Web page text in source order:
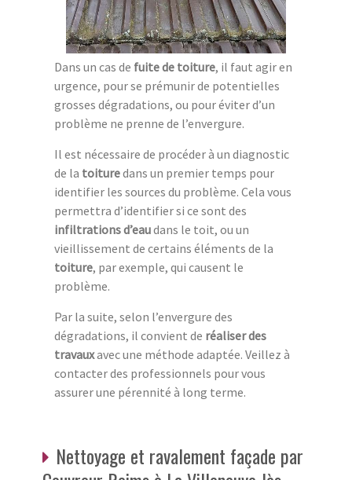
Dans un cas de fuite de toiture, il faut agir en
urgence, pour se prémunir de potentielles
grosses dégradations, ou pour éviter d’un
problème ne prenne de l’envergure.
Il est nécessaire de procéder à un diagnostic
de la toituredans un premier temps pour
identifier les sources du problème. Cela vous
permettra d’identifier si ce sont des
infiltrations d’eaudans le toit, ou un
vieillissement de certains éléments de la
toiture, par exemple, qui causent le
problème.
Par la suite, selon l’envergure des
dégradations, il convient de réaliser des
travauxavec une méthode adaptée. Veillez à
contacter des professionnels pour vous
assurer une pérennité à long terme.
Nettoyage et ravalement façade par